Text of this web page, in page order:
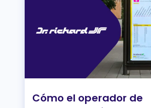
Cómo el operador de